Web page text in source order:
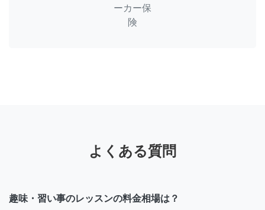
ーカー保
険
よくある質問
趣味・習い事のレッスンの料金相場は？